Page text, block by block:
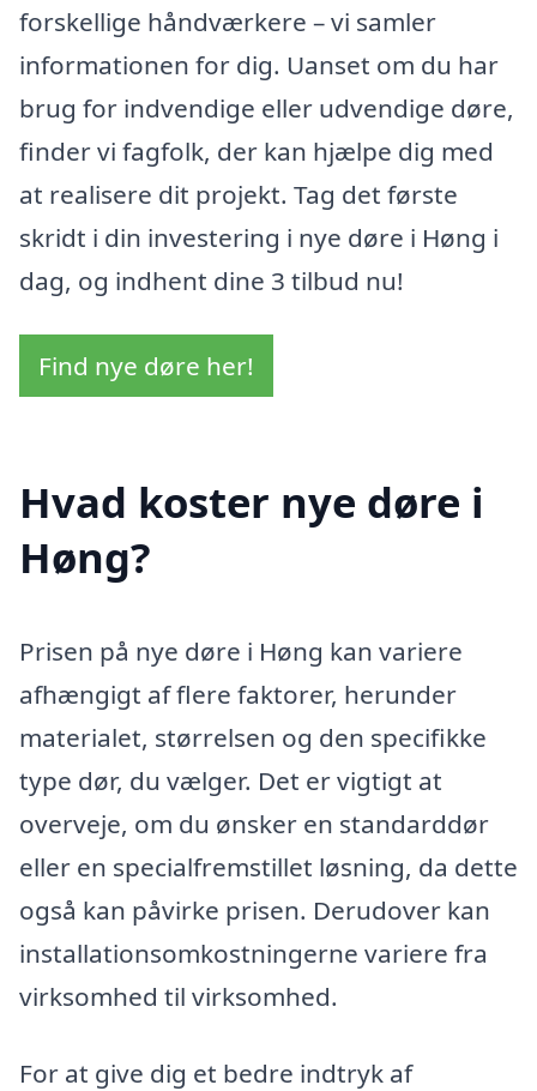
forskellige håndværkere – vi samler
informationen for dig. Uanset om du har
brug for indvendige eller udvendige døre,
finder vi fagfolk, der kan hjælpe dig med
at realisere dit projekt. Tag det første
skridt i din investering i nye døre i Høng i
dag, og indhent dine 3 tilbud nu!
Find nye døre her!
Hvad koster nye døre i
Høng?
Prisen på nye døre i Høng kan variere
afhængigt af flere faktorer, herunder
materialet, størrelsen og den specifikke
type dør, du vælger. Det er vigtigt at
overveje, om du ønsker en standarddør
eller en specialfremstillet løsning, da dette
også kan påvirke prisen. Derudover kan
installationsomkostningerne variere fra
virksomhed til virksomhed.
For at give dig et bedre indtryk af